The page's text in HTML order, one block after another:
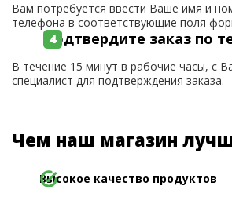
Вам потребуется ввести Ваше имя и
телефона в соответствующие поля
Подтвердите заказ по
В течение 15 минут в рабочие часы, с
специалист для подтверждения заказа.
Чем наш магазин
Высокое качество продуктов